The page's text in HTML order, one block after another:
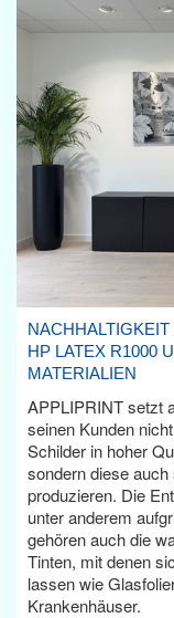
HP LATEX R1000
MATERIALIEN
APPLIPRINT setzt
seinen Kunden
Schilder in hoher
sondern diese
produzieren. Die
unter anderem
gehören auch die
Tinten, mit denen
lassen wie
Krankenhäuser.